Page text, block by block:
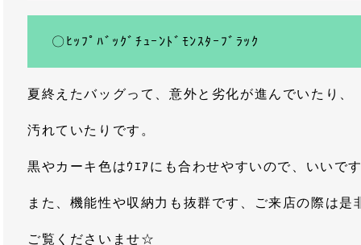
〇ﾋｯﾌﾟﾊﾞｯｸﾞﾁｭｰﾝﾄﾞﾓﾝｽﾀｰﾌﾞﾗｯｸ
夏終えたバッグって、意外と劣化が進んでいたり、
汚れていたりです。
黒やカーキ色はｳｴｱにも合わせやすいので、いいで
また、機能性や収納力も抜群です、ご来店の際は是
ご覧くださいませ☆